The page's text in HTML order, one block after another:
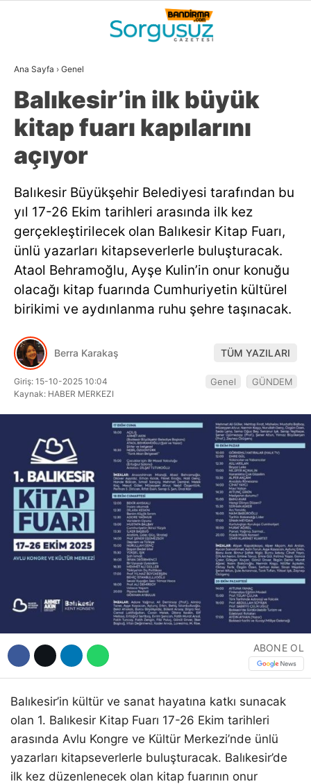
WhatsApp İhbar
Instagram
Youtube
26.8
BALIKESIR
GALERİ VİDEO YAZARLAR
SİYASET
EKONOMİ
MAGAZİN
DİĞER
Ana Sayfa › Genel
Balıkesir’in ilk büyük
kitap fuarı kapılarını
açıyor
Balıkesir Büyükşehir Belediyesi tarafından bu
yıl 17-26 Ekim tarihleri arasında ilk kez
gerçekleştirilecek olan Balıkesir Kitap Fuarı,
ünlü yazarları kitapseverlerle buluşturacak.
Ataol Behramoğlu, Ayşe Kulin’in onur konuğu
olacağı kitap fuarında Cumhuriyetin kültürel
birikimi ve aydınlanma ruhu şehre taşınacak.
Berra Karakaş TÜM YAZILARI
Giriş: 15-10-2025 10:04
Kaynak: HABER MERKEZI
Genel GÜNDEM
ABONE OL
Balıkesir’in kültür ve sanat hayatına katkı sunacak
olan 1. Balıkesir Kitap Fuarı 17-26 Ekim tarihleri
arasında Avlu Kongre ve Kültür Merkezi’nde ünlü
yazarları kitapseverlerle buluşturacak. Balıkesir’de
ilk kez düzenlenecek olan kitap fuarının onur